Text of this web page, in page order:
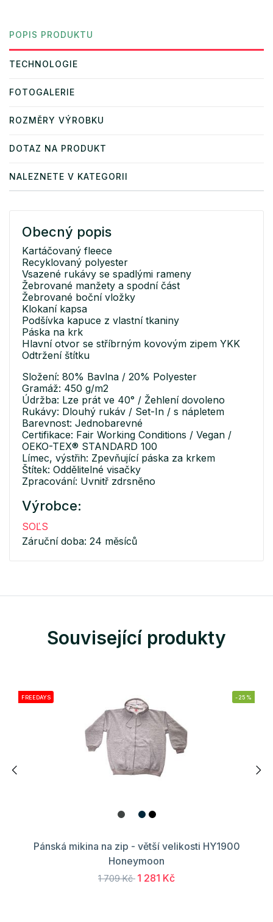
POPIS PRODUKTU
TECHNOLOGIE
FOTOGALERIE
ROZMĚRY VÝROBKU
DOTAZ NA PRODUKT
NALEZNETE V KATEGORII
Obecný popis
Kartáčovaný fleece
Recyklovaný polyester
Vsazené rukávy se spadlými rameny
Žebrované manžety a spodní část
Žebrované boční vložky
Klokaní kapsa
Podšívka kapuce z vlastní tkaniny
Páska na krk
Hlavní otvor se stříbrným kovovým zipem YKK
Odtržení štítku
Složení: 80% Bavlna / 20% Polyester
Gramáž: 450 g/m2
Údržba: Lze prát ve 40° / Žehlení dovoleno
Rukávy: Dlouhý rukáv / Set-In / s nápletem
Barevnost: Jednobarevné
Certifikace: Fair Working Conditions / Vegan /
OEKO-TEX® STANDARD 100
Límec, výstřih: Zpevňující páska za krkem
Štítek: Oddělitelné visačky
Zpracování: Uvnitř zdrsněno
Výrobce:
SOĽS
Záruční doba: 24 měsíců
Související produkty
FREEDAYS -25%
Pánská mikina na zip - větší velikosti HY1900
Honeymoon
1 709 Kč 1 281 Kč